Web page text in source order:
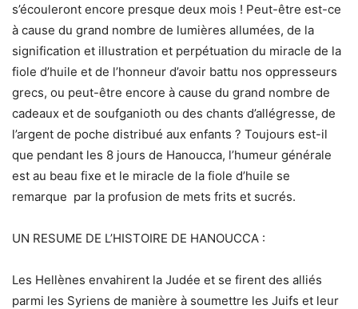
s’écouleront encore presque deux mois ! Peut-être est-ce
à cause du grand nombre de lumières allumées, de la
signification et illustration et perpétuation du miracle de la
fiole d’huile et de l’honneur d’avoir battu nos oppresseurs
grecs, ou peut-être encore à cause du grand nombre de
cadeaux et de soufganioth ou des chants d’allégresse, de
l’argent de poche distribué aux enfants ? Toujours est-il
que pendant les 8 jours de Hanoucca, l’humeur générale
est au beau fixe et le miracle de la fiole d’huile se
remarque par la profusion de mets frits et sucrés.
UN RESUME DE L’HISTOIRE DE HANOUCCA :
Les Hellènes envahirent la Judée et se firent des alliés
parmi les Syriens de manière à soumettre les Juifs et leur